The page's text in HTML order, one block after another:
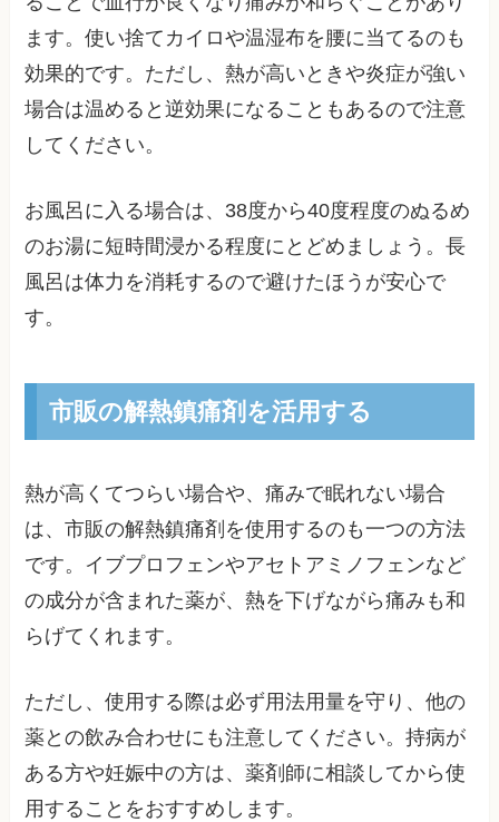
ます。使い捨てカイロや温湿布を腰に当てるのも
効果的です。ただし、熱が高いときや炎症が強い
場合は温めると逆効果になることもあるので注意
してください。
お風呂に入る場合は、38度から40度程度のぬるめ
のお湯に短時間浸かる程度にとどめましょう。長
風呂は体力を消耗するので避けたほうが安心で
す。
市販の解熱鎮痛剤を活用する
熱が高くてつらい場合や、痛みで眠れない場合
は、市販の解熱鎮痛剤を使用するのも一つの方法
です。イブプロフェンやアセトアミノフェンなど
の成分が含まれた薬が、熱を下げながら痛みも和
らげてくれます。
ただし、使用する際は必ず用法用量を守り、他の
薬との飲み合わせにも注意してください。持病が
ある方や妊娠中の方は、薬剤師に相談してから使
用することをおすすめします。